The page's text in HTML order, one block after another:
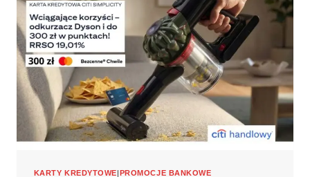
BANKU!
ODBIERZ
GO
PO
ZAŁOŻENIU
KARTY
KREDYTOWEJ
CITIBANK
+
300
ZŁ
BONACH
KARTY KREDYTOWE|PROMOCJE BANKOWE